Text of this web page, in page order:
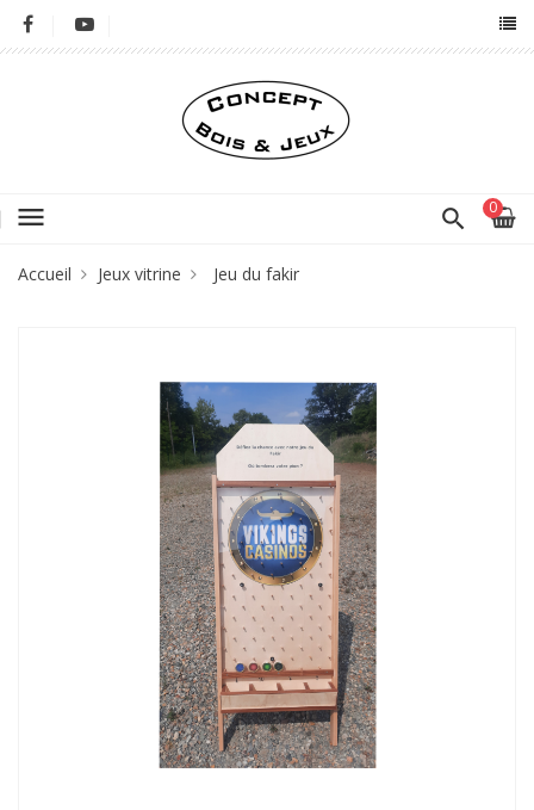
menu 0
Accueil Jeux vitrine Jeu du fakir